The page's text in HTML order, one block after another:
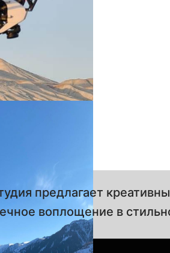
предлагает
воплощение в